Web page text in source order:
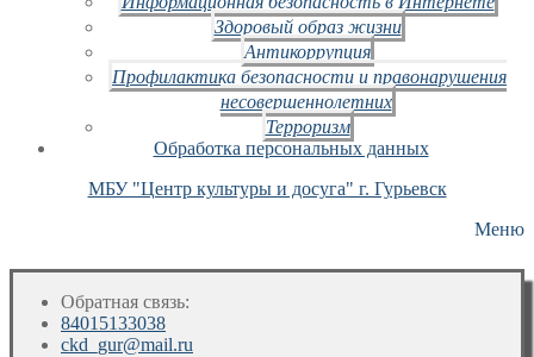
Здоровый образ жизни
Антикоррупция
Профилактика безопасности и правонарушения
несовершеннолетних
Терроризм
Обработка персональных данных
МБУ "Центр культуры и досуга" г. Гурьевск
Меню
Обратная связь:
84015133038
ckd_gur@mail.ru